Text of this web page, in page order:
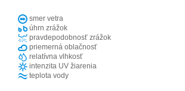
smer vetra
úhrn zrážok
pravdepodobnosť zrážok
priemerná oblačnosť
relatívna vlhkosť
intenzita UV žiarenia
teplota vody